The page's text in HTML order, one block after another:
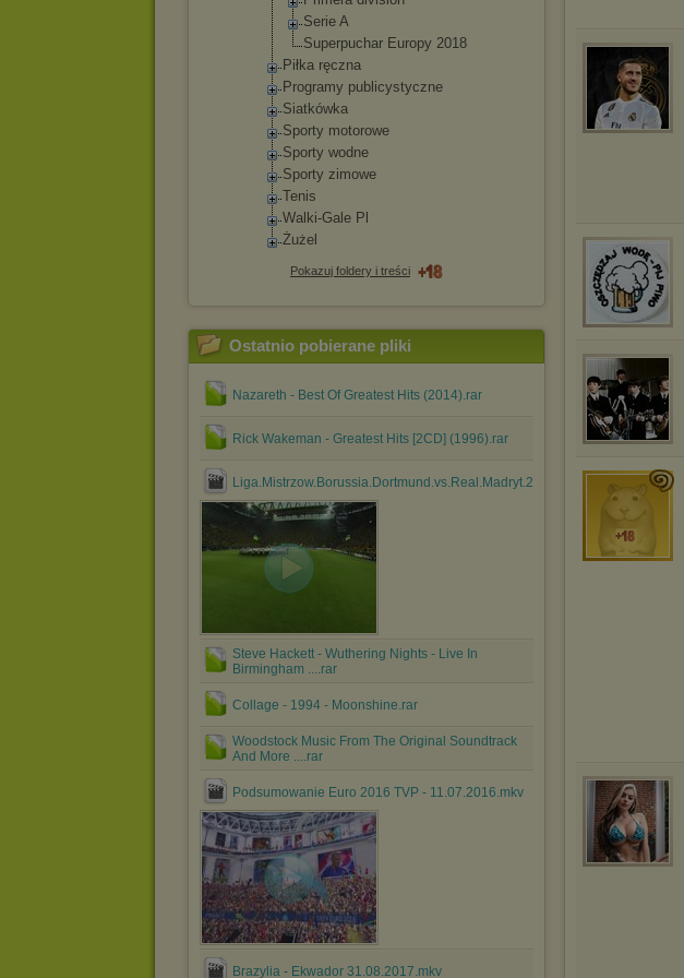
Serie A
Superpuc har Europy 2018
Piłka ręczna
Programy publicystyczne
Siatkówka
Sporty motorowe
Sporty wodne
Sporty zimowe
Tenis
Walki-Gale Pl
Żużel
Pokazuj foldery i treści
Ostatnio pobierane pliki
Nazareth - Best Of Greatest Hits (2014).rar
Rick Wakeman - Greatest Hits [2CD] (1996).rar
Liga.Mistrzow.Borussia.Dortmund.vs.Real.Madryt.24.04.2....avi
Steve Hackett - Wuthering Nights - Live In
Birmingham ....rar
Collage - 1994 - Moonshine.rar
Woodstock Music From The Original Soundtrack
And More ....rar
Podsumowanie Euro 2016 TVP - 11.07.2016.mkv
Brazylia - Ekwador 31.08.2017.mkv